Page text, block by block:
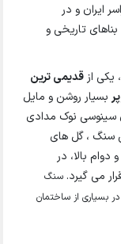
ایران و در
تاریخی و
یکی ازقدیمی ترین
بسیار روشن و مایل
سینوسی نوک مدادی
سنگ ، گل های
بالا، در
می گیرد.سنگ
بسیاری از ساختمان